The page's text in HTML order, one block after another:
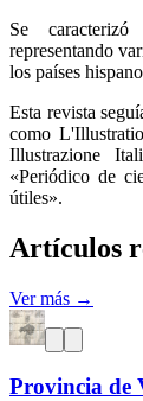
Se
representando
los países
Esta revista
como
Illustrazione
«Periódico de
útiles».
Artículos
Ver más →
Provincia de